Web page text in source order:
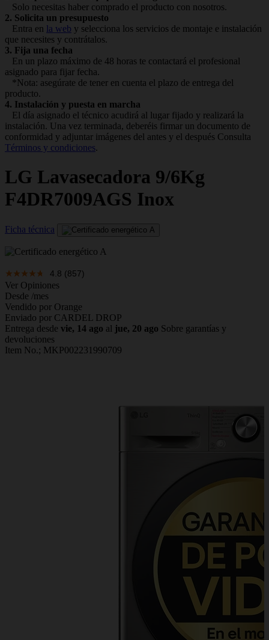
Solo necesitas haber comprado el producto con nosotros.
2. Solicita un presupuesto
Entra en la web y selecciona los servicios de montaje e instalación
que necesites y contrátalos.
3. Fija una fecha
En un plazo máximo de 48 horas te contactará el profesional
asignado para fijar fecha.
*Nota: asegúrate de tener en cuenta el plazo de entrega del
producto.
4. Instalación y puesta en marcha
El día asignado el técnico acudirá al lugar fijado y realizará la
instalación. Una vez terminada, deberéis firmar un documento de
conformidad y adjuntar imágenes del antes y el después Consulta
Términos y condiciones.
LG Lavasecadora 9/6Kg
F4DR7009AGS Inox
Ficha técnica
4.8 (857)
Ver Opiniones
Desde /mes
Vendido por Orange
Enviado por CARDEL DROP
Entrega desde vie, 14 ago al jue, 20 ago Sobre garantías y
devoluciones
Item No.; MKP002231990709